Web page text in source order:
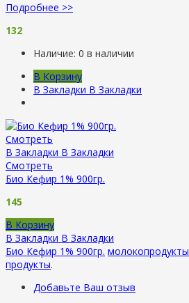
Подробнее >>
132
Наличие: 0 в наличии
В Корзину
В Закладки В Закладки
Смотреть
В Закладки В Закладки
Смотреть
Био Кефир 1% 900гр.
145
В Корзину
В Закладки В Закладки
Био Кефир 1% 900гр. молокопродукты
продукты.
Добавьте Ваш отзыв